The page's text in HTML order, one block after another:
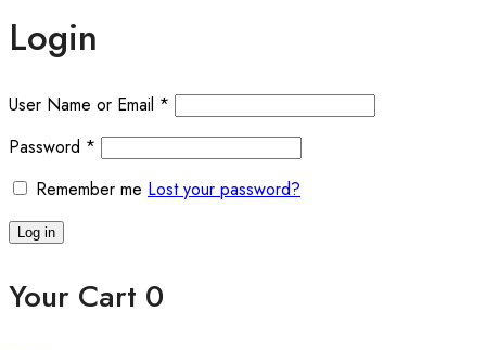
Login
User Name or Email *
Password *
Remember me Lost your password?
Log in
Your Cart 0